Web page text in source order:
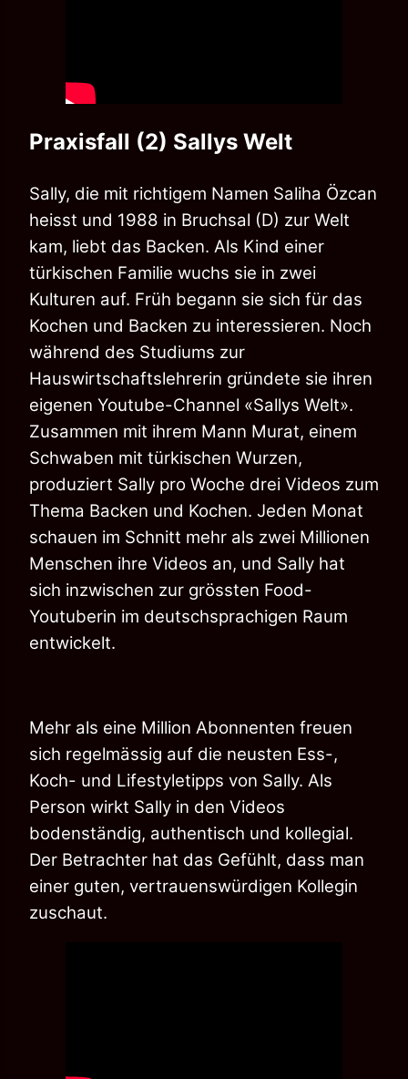
Praxisfall (2) Sallys Welt
Sally, die mit richtigem Namen Saliha Özcan
heisst und 1988 in Bruchsal (D) zur Welt
kam, liebt das Backen. Als Kind einer
türkischen Familie wuchs sie in zwei
Kulturen auf. Früh begann sie sich für das
Kochen und Backen zu interessieren. Noch
während des Studiums zur
Hauswirtschaftslehrerin gründete sie ihren
eigenen Youtube-Channel «Sallys Welt».
Zusammen mit ihrem Mann Murat, einem
Schwaben mit türkischen Wurzen,
produziert Sally pro Woche drei Videos zum
Thema Backen und Kochen. Jeden Monat
schauen im Schnitt mehr als zwei Millionen
Menschen ihre Videos an, und Sally hat
sich inzwischen zur grössten Food-
Youtuberin im deutschsprachigen Raum
entwickelt.
Mehr als eine Million Abonnenten freuen
sich regelmässig auf die neusten Ess-,
Koch- und Lifestyletipps von Sally. Als
Person wirkt Sally in den Videos
bodenständig, authentisch und kollegial.
Der Betrachter hat das Gefühlt, dass man
einer guten, vertrauenswürdigen Kollegin
zuschaut.